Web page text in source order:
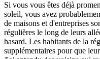
Si vous vous êtes déjà
soleil, vous avez
de maisons et d'entreprises
régulières le long de leurs
hasard. Les habitants de la
supplémentaires pour que